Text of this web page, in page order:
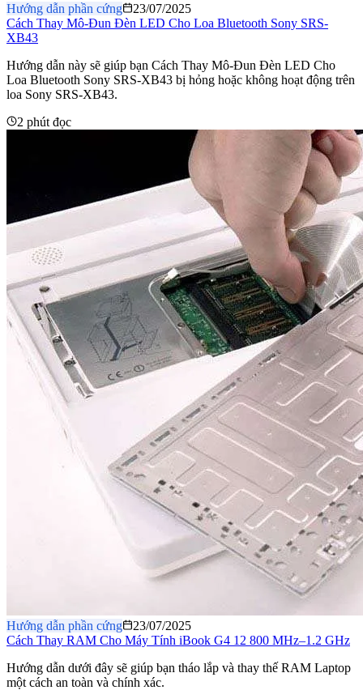
Hướng dẫn phần cứng
23/07/2025
Cách Thay Mô-Đun Đèn LED Cho Loa Bluetooth Sony SRS-
XB43
Hướng dẫn này sẽ giúp bạn Cách Thay Mô-Đun Đèn LED Cho
Loa Bluetooth Sony SRS-XB43 bị hỏng hoặc không hoạt động trên
loa Sony SRS-XB43.
2 phút đọc
Hướng dẫn phần cứng
23/07/2025
Cách Thay RAM Cho Máy Tính iBook G4 12 800 MHz–1.2 GHz
Hướng dẫn dưới đây sẽ giúp bạn tháo lắp và thay thế RAM Laptop
một cách an toàn và chính xác.